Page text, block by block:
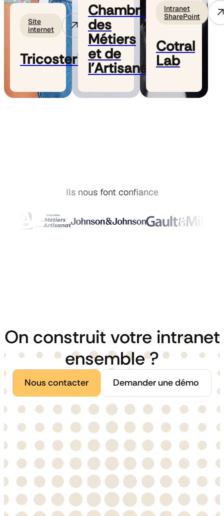
Site
internet
Tricosteril
Chambre
des
Métiers
et de
l'Artisanat
Intranet
SharePoint
Cotral
Lab
Ils nous font confiance
On construit votre intranet
ensemble ?
Nous contacter Demander une démo